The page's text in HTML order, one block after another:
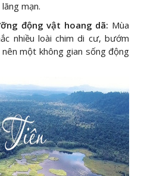
mạn.
động vật hoang dã: Mùa
nhiều loài chim di cư, bướm
một không gian sống động